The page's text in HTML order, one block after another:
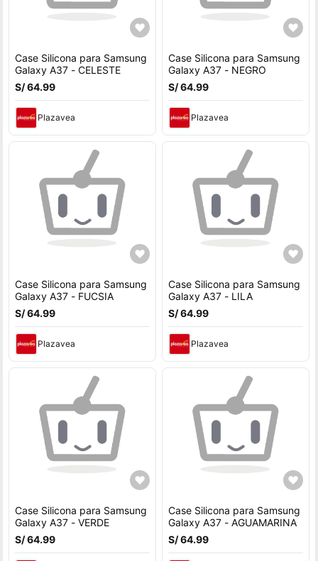
Case Silicona para Samsung
Galaxy A37 - CELESTE
S/ 64.99
Plazavea
Case Silicona para Samsung
Galaxy A37 - NEGRO
S/ 64.99
Plazavea
Case Silicona para Samsung
Galaxy A37 - FUCSIA
S/ 64.99
Plazavea
Case Silicona para Samsung
Galaxy A37 - LILA
S/ 64.99
Plazavea
Case Silicona para Samsung
Galaxy A37 - VERDE
S/ 64.99
Case Silicona para Samsung
Galaxy A37 - AGUAMARINA
S/ 64.99